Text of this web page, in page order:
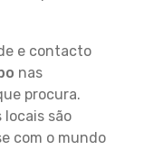
e contacto
nas
procura.
são
com o mundo